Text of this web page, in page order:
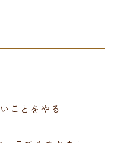
ことをやる」